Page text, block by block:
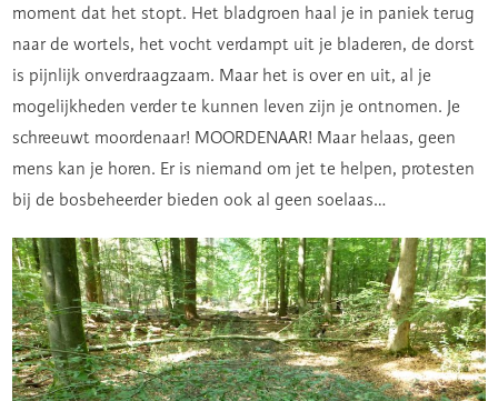
moment dat het stopt. Het bladgroen haal je in paniek terug
naar de wortels, het vocht verdampt uit je bladeren, de dorst
is pijnlijk onverdraagzaam. Maar het is over en uit, al je
mogelijkheden verder te kunnen leven zijn je ontnomen. Je
schreeuwt moordenaar! MOORDENAAR! Maar helaas, geen
mens kan je horen. Er is niemand om jet te helpen, protesten
bij de bosbeheerder bieden ook al geen soelaas…